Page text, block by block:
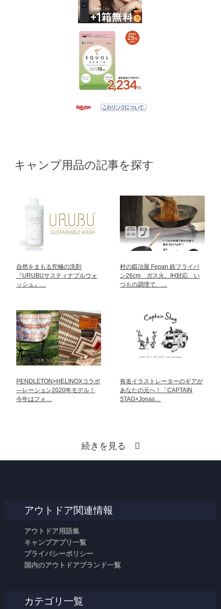
キャンプ用品の記事を探す
自然をまもる究極の洗剤
『URUBUサスティナブルウォ
ッシュ』…
村の鍛冶屋 Fepan 鉄フライパ
ン26cm ガス火、IH対応 い
つもの調理で、…
PENDLETON×HELINOXコラボ
―レーション2020年モデル！
今年はフォ…
有名イラストレーターのギアが
あなたの元へ！「CAPTAIN
STAG×Jonas…
続きを見る
アウトドア関連情報
アウトドア用語集
キャンプアプリ一覧
プライバシーポリシー
国内のアウトドアブランド一覧
カテゴリ一覧